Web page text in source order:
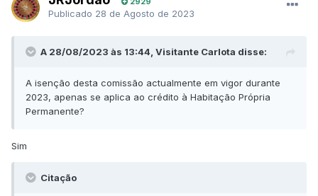
Publicado 28 de Agosto de 2023
A 28/08/2023 às 13:44, Visitante Carlota disse:
A isenção desta comissão actualmente em vigor durante
2023, apenas se aplica ao crédito à Habitação Própria
Permanente?
Sim
Citação